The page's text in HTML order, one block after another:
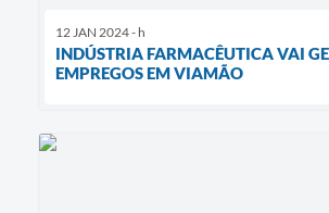
12 JAN 2024 - h
INDÚSTRIA FARMACÊUTICA VAI
EMPREGOS EM VIAMÃO